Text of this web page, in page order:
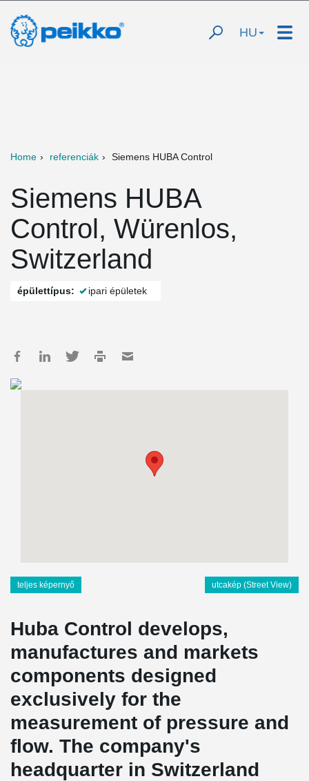
HU
Home referenciák Siemens HUBA Control
Siemens HUBA
Control, Würenlos,
Switzerland
épülettípus: ipari épületek
teljes képernyő utcakép (Street View)
Huba Control develops,
manufactures and markets
components designed
exclusively for the
measurement of pressure and
flow. The company's
headquarter in Switzerland